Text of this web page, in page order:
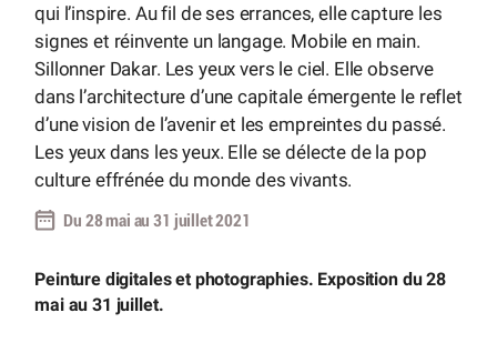
qui l’inspire. Au fil de ses errances, elle capture les
signes et réinvente un langage. Mobile en main.
Sillonner Dakar. Les yeux vers le ciel. Elle observe
dans l’architecture d’une capitale émergente le reflet
d’une vision de l’avenir et les empreintes du passé.
Les yeux dans les yeux. Elle se délecte de la pop
culture effrénée du monde des vivants.
Du 28 mai au 31 juillet 2021
Peinture digitales et photographies. Exposition du 28
mai au 31 juillet.